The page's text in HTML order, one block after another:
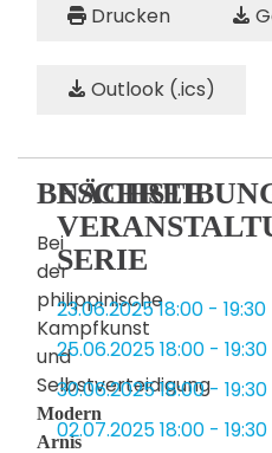
Drucken
Outlook (.ics)
Bei
der
philippinische
Kampfkunst
und
Selbstverteidigung
Modern
Arnis
NÄCHSTE
SERIE
23.06.202518:00 - 19:30
25.06.202518:00 - 19:30
30.06.202518:00- 19:30
02.07.202518:00 - 19:30